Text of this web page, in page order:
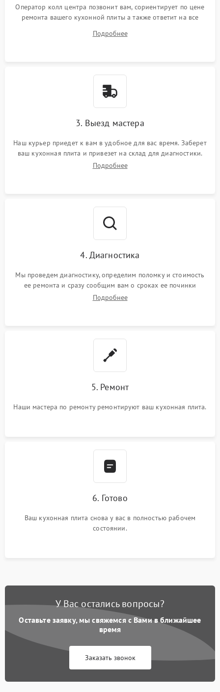
Оператор колл центра позвонит вам, сориентирует по цене
ремонта вашего кухонной плиты а также ответит на все
Подробнее
3. Выезд мастера
Наш курьер приедет к вам в удобное для вас время. Заберет
ваш кухонная плита и привезет на склад для диагностики.
Подробнее
4. Диагностика
Мы проведем диагностику, определим поломку и стоимость
ее ремонта и сразу сообщим вам о сроках ее починки
Подробнее
5. Ремонт
Наши мастера по ремонту ремонтируют ваш кухонная плита.
6. Готово
Ваш кухонная плита снова у вас в полностью рабочем
состоянии.
У Вас остались вопросы?
Оставьте заявку, мы свяжемся с Вами в ближайшее
время
Заказать звонок